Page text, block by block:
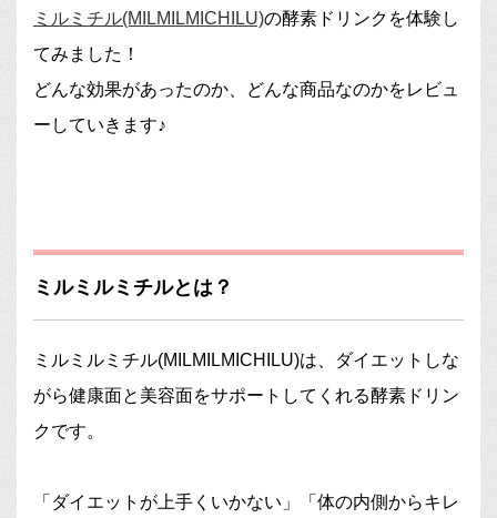
ミルミチル(MILMILMICHILU)の酵素ドリンクを体験し
てみました！
どんな効果があったのか、どんな商品なのかをレビュ
ーしていきます♪
ミルミルミチルとは？
ミルミルミチル(MILMILMICHILU)は、ダイエットしな
がら健康面と美容面をサポートしてくれる酵素ドリン
クです。
「ダイエットが上手くいかない」「体の内側からキレ